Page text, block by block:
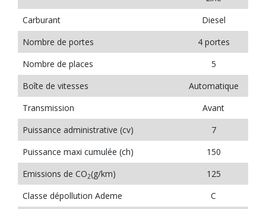
Carburant
Diesel
Nombre de portes
4 portes
Nombre de places
5
Boîte de vitesses
Automatique
Transmission
Avant
Puissance administrative (cv)
7
Puissance maxi cumulée (ch)
150
Emissions de CO2(g/km)
125
Classe dépollution Ademe
C